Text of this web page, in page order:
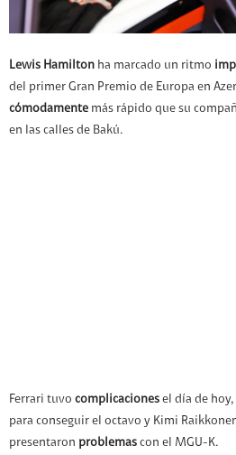
Lewis Hamilton ha marcado un ritmo
del primer Gran Premio de Europa en
cómodamente más rápido que su
en las calles de Bakú.
Ferrari tuvo complicaciones el día de
para conseguir el octavo y Kimi
presentaron problemas con el MGU-K.